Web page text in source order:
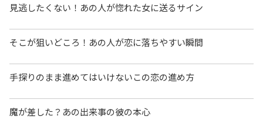
見逃したくない！あの人が惚れた女に送るサイン
そこが狙いどころ！あの人が恋に落ちやすい瞬間
手探りのまま進めてはいけないこの恋の進め方
魔が差した？あの出来事の彼の本心